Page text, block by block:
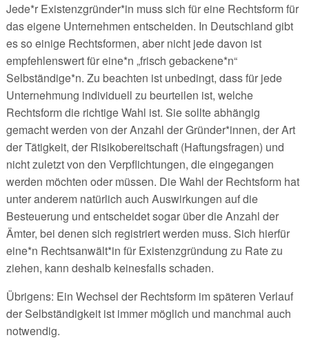
Jede*r Existenzgründer*in muss sich für eine Rechtsform für
das eigene Unternehmen entscheiden. In Deutschland gibt
es so einige Rechtsformen, aber nicht jede davon ist
empfehlenswert für eine*n „frisch gebackene*n“
Selbständige*n. Zu beachten ist unbedingt, dass für jede
Unternehmung individuell zu beurteilen ist, welche
Rechtsform die richtige Wahl ist. Sie sollte abhängig
gemacht werden von der Anzahl der Gründer*innen, der Art
der Tätigkeit, der Risikobereitschaft (Haftungsfragen) und
nicht zuletzt von den Verpflichtungen, die eingegangen
werden möchten oder müssen. Die Wahl der Rechtsform hat
unter anderem natürlich auch Auswirkungen auf die
Besteuerung und entscheidet sogar über die Anzahl der
Ämter, bei denen sich registriert werden muss. Sich hierfür
eine*n Rechtsanwält*in für Existenzgründung zu Rate zu
ziehen, kann deshalb keinesfalls schaden.
Übrigens: Ein Wechsel der Rechtsform im späteren Verlauf
der Selbständigkeit ist immer möglich und manchmal auch
notwendig.